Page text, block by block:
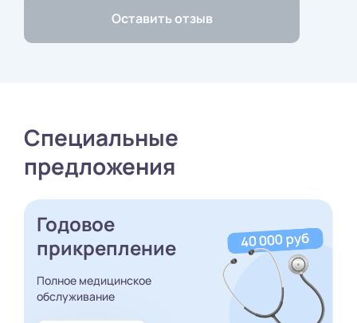
Специальные
предложения
Годовое
прикрепление
Полное медицинское
обслуживание